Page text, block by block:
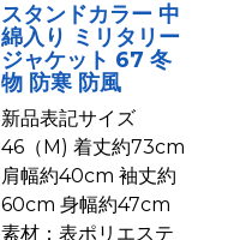
スタンドカラー 中
綿入り ミリタリー
ジャケット 67 冬
物 防寒 防風
新品表記サイズ
46（M) 着丈約73cm
肩幅約40cm 袖丈約
60cm 身幅約47cm
素材：表ポリエステ